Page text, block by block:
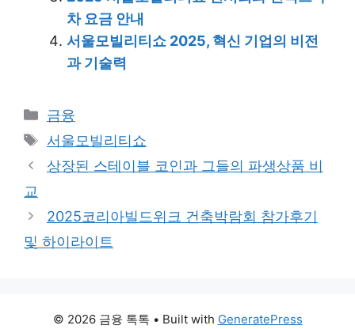
차 요금 안내
서울모빌리티쇼 2025, 혁신 기업의 비전
과 기술력
Categories
금융
Tags
서울모빌리티쇼
상장된 스테이블 코인과 그들의 파생상품 비
교
2025코리아빌드위크 건축박람회 참가후기
및 하이라이트
© 2026 금융 톡톡 • Built with GeneratePress